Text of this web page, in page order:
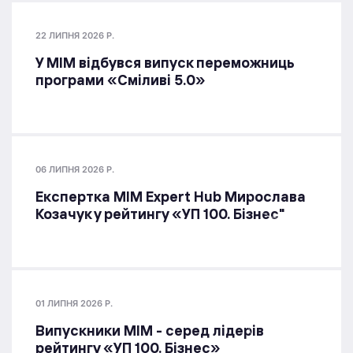
22 ЛИПНЯ 2026 Р.
У МІМ відбувся випуск переможниць
програми «Сміливі 5.0»
06 ЛИПНЯ 2026 Р.
Експертка MIM Expert Hub Мирослава
Козачук у рейтингу «УП 100. Бізнес"
01 ЛИПНЯ 2026 Р.
Випускники МІМ - серед лідерів
рейтингу «УП 100. Бізнес»